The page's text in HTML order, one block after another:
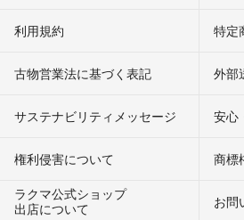
利用規約 特定
古物営業法に基づく表記 外部
サステナビリティメッセージ 安心
権利侵害について
商標
ラクマ公式ショップ
出店について
お問